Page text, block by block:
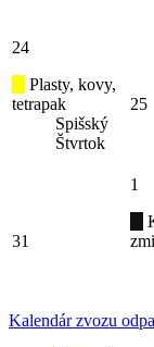
24
Plasty, kovy,
tetrapak
Spišský
Štvrtok
25
31
1
Kalendár zvozu